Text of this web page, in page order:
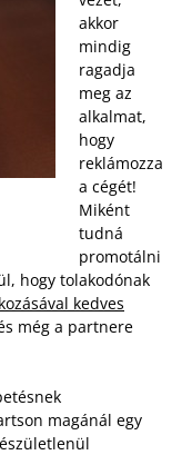
akkor
mindig
ragadja
meg az
alkalmat,
hogy
reklámozza
a cégét!
Miként
tudná
promotálni
hogy tolakodónak
kedves
még a partnere
magánál egy